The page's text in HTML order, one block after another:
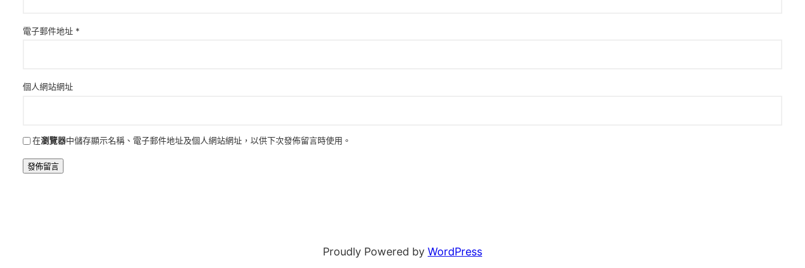
電子郵件地址 *
個人網站網址
在瀏覽器中儲存顯示名稱、電子郵件地址及個人網站網址，以供下次發佈留言時使用。
Proudly Powered by WordPress